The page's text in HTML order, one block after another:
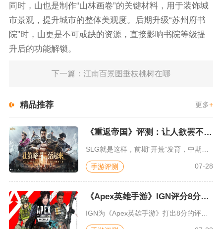
同时，山也是制作“山林画卷”的关键材料，用于装饰城
市景观，提升城市的整体美观度。后期升级“苏州府书
院”时，山更是不可或缺的资源，直接影响书院等级提
升后的功能解锁。
下一篇：江南百景图垂枝桃树在哪
精品推荐 更多+
《重返帝国》评测：让人欲罢不能的新一代策略游戏
手游评测 07-28
《Apex英雄手游》IGN评分8分：对游戏未来抱有期待
IGN为《Apex英雄手游》打出8分的评价，测评者认为，《A...